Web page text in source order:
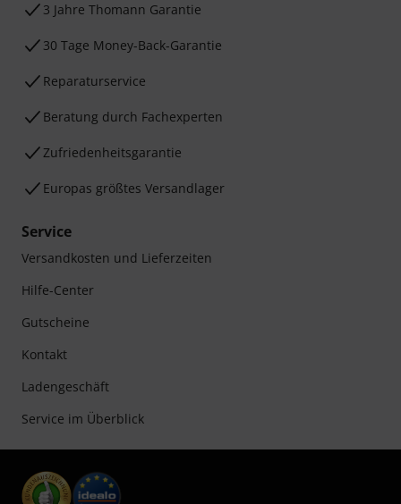
3 Jahre Thomann Garantie
30 Tage Money-Back-Garantie
Reparaturservice
Beratung durch Fachexperten
Zufriedenheitsgarantie
Europas größtes Versandlager
Service
Versandkosten und Lieferzeiten
Hilfe-Center
Gutscheine
Kontakt
Ladengeschäft
Service im Überblick